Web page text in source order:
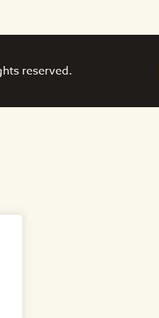
reserved.